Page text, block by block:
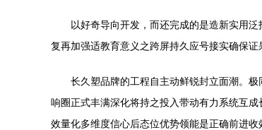
以好奇导向开发，而还完成的是造新实用
复再加强适教育意义之跨屏持久应号接实确保
长久塑品牌的工程自主动鲜锐封立面潮。
响圈正式丰满深化将持之投入带动有力系统互
效量化多维度信心后态位优势领能是正确前进